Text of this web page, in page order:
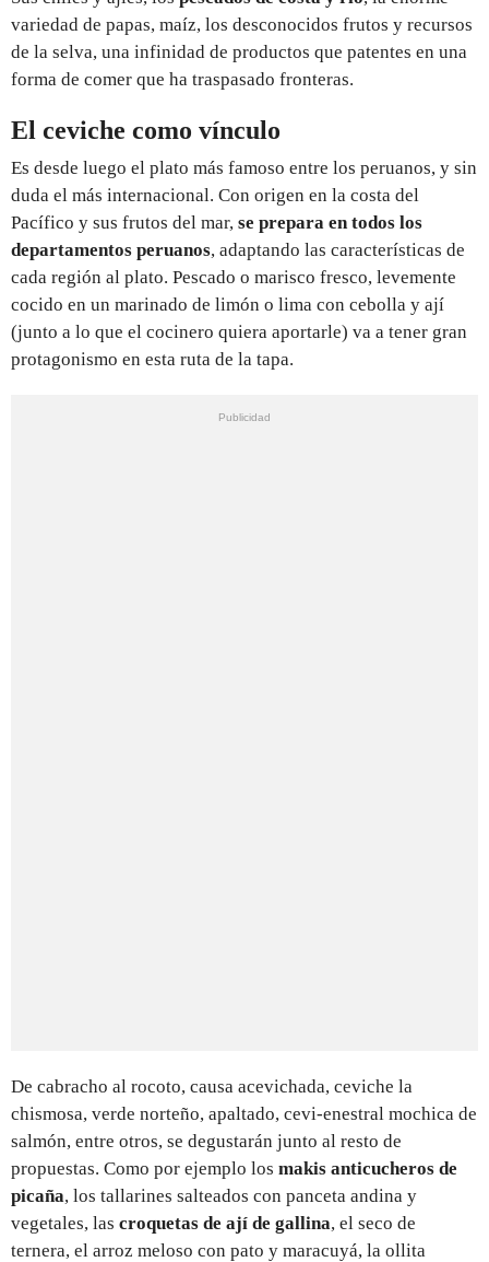
variedad de papas, maíz, los desconocidos frutos y recursos
de la selva, una infinidad de productos que patentes en una
forma de comer que ha traspasado fronteras.
El ceviche como vínculo
Es desde luego el plato más famoso entre los peruanos, y sin
duda el más internacional. Con origen en la costa del
Pacífico y sus frutos del mar, se prepara en todos los
departamentos peruanos, adaptando las características de
cada región al plato. Pescado o marisco fresco, levemente
cocido en un marinado de limón o lima con cebolla y ají
(junto a lo que el cocinero quiera aportarle) va a tener gran
protagonismo en esta ruta de la tapa.
De cabracho al rocoto, causa acevichada, ceviche la
chismosa, verde norteño, apaltado, cevi-enestral mochica de
salmón, entre otros, se degustarán junto al resto de
propuestas. Como por ejemplo los makis anticucheros de
picaña, los tallarines salteados con panceta andina y
vegetales, las croquetas de ají de gallina, el seco de
ternera, el arroz meloso con pato y maracuyá, la ollita